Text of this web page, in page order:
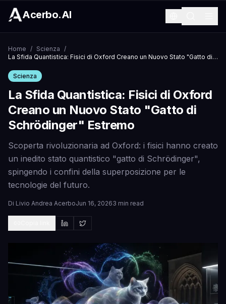
Acerbo.AI
Home / Scienza /
La Sfida Quantistica: Fisici di Oxford Creano un Nuovo Stato "Gatto di Schrödinger" Estremo
Scienza
La Sfida Quantistica: Fisici di Oxford
Creano un Nuovo Stato "Gatto di
Schrödinger" Estremo
Scoperta rivoluzionaria ad Oxford: i fisici hanno creato
un inedito stato quantistico "gatto di Schrödinger",
spingendo i confini della superposizione per le
tecnologie del futuro.
Di Livio Andrea AcerboJun 16, 20263 min read